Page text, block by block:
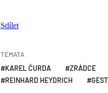
Sdílet
TÉMATA
KAREL ČURDA ZRÁDCE
REINHARD HEYDRICH